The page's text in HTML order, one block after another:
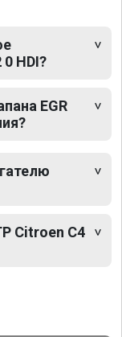
HDI?
EGR
Citroen C4